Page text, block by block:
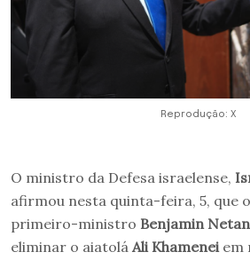
Reprodução: X
O ministro da Defesa israelense,
afirmou nesta quinta-feira, 5, que
primeiro-ministro Benjamin
eliminar o aiatolá Ali Khamenei em